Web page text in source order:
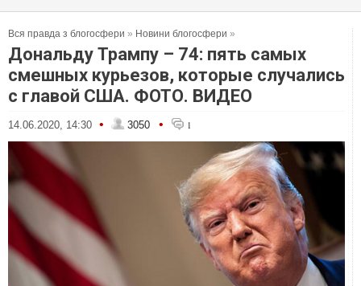
Вся правда з блогосфери » Новини блогосфери »
Дональду Трампу – 74: пять самых
смешных курьезов, которые случались
с главой США. ФОТО. ВИДЕО
14.06.2020, 14:30 • 3050 • 1